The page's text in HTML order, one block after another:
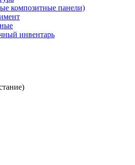
композитные панели)
инвентарь